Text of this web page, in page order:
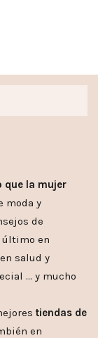
que la mujer
moda y
de
último en
salud y
… y mucho
tiendas de
en